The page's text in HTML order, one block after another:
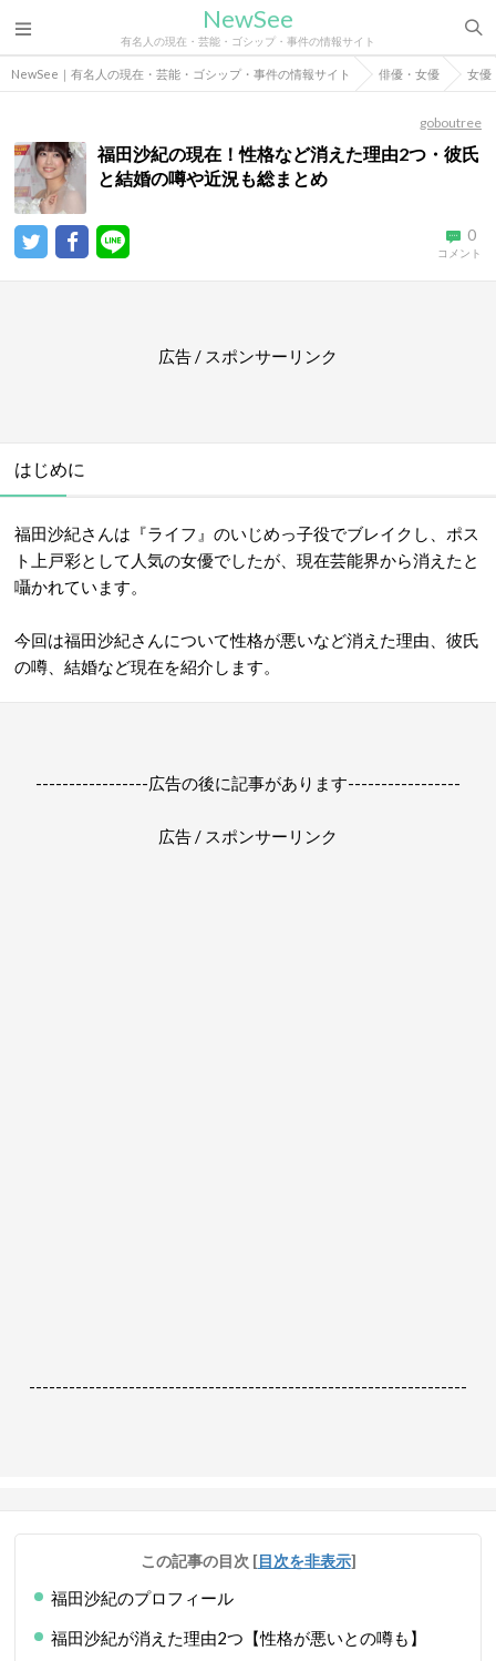
NewSee
有名人の現在・芸能・ゴシップ・事件の情報サイト
NewSee｜有名人の現在・芸能・ゴシップ・事件の情報サイト 俳優・女優 女優
goboutree
福田沙紀の現在！性格など消えた理由2つ・彼氏
と結婚の噂や近況も総まとめ
0
コメント
広告 / スポンサーリンク
はじめに
福田沙紀さんは『ライフ』のいじめっ子役でブレイクし、ポス
ト上戸彩として人気の女優でしたが、現在芸能界から消えたと
囁かれています。
今回は福田沙紀さんについて性格が悪いなど消えた理由、彼氏
の噂、結婚など現在を紹介します。
-----------------広告の後に記事があります-----------------
広告 / スポンサーリンク
------------------------------------------------------------------
この記事の目次 [目次を非表示]
福田沙紀のプロフィール
福田沙紀が消えた理由2つ【性格が悪いとの噂も】